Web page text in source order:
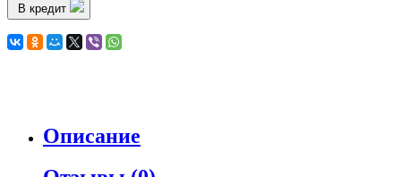
В кредит
Описание